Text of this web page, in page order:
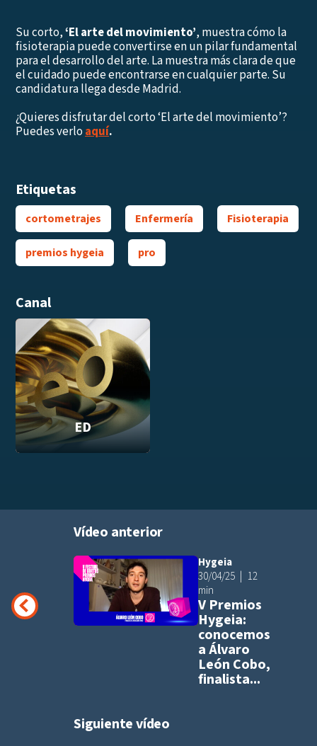
Su corto,‘El arte del movimiento’, muestra cómo la
fisioterapia puede convertirse en un pilar fundamental
para el desarrollo del arte. La muestra más clara de que
el cuidado puede encontrarse en cualquier parte. Su
candidatura llega desde Madrid.
¿Quieres disfrutar del corto ‘El arte del movimiento’?
Puedes verloaquí.
Etiquetas
cortometrajes Enfermería Fisioterapia
premios hygeia pro
Canal
ED
Vídeo anterior
Añadir a
Hygeia
30/04/25
12
min
V Premios
Hygeia:
conocemos
a Álvaro
León Cobo,
finalista...
Siguiente vídeo